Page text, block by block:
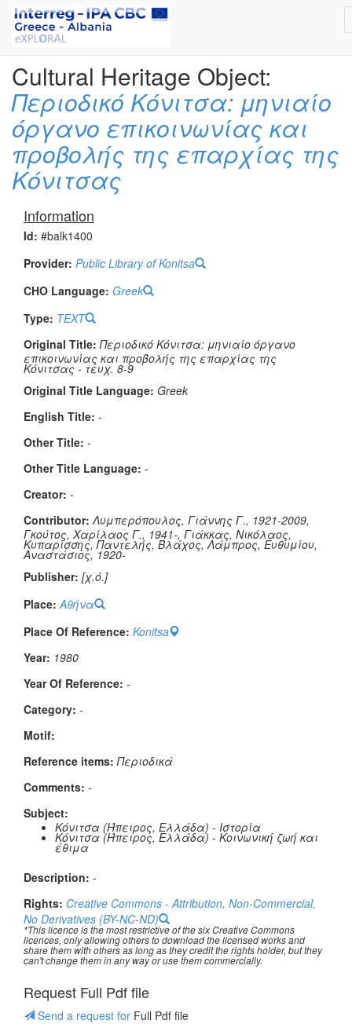
Cultural Heritage Object:
Περιοδικό Κόνιτσα: μηνιαίο
όργανο επικοινωνίας και
προβολής της επαρχίας της
Κόνιτσας
Information
Id: #balk1400
Provider: Public Library of Konitsa
CHO Language: Greek
Type: TEXT
Original Title: Περιοδικό Κόνιτσα: μηνιαίο όργανο
επικοινωνίας και προβολής της επαρχίας της
Κόνιτσας - τευχ. 8-9
Original Title Language: Greek
English Title: -
Other Title: -
Other Title Language: -
Creator: -
Contributor: Λυμπερόπουλος, Γιάννης Γ., 1921-2009,
Γκούτος, Χαρίλαος Γ., 1941-, Γιάκκας, Νικόλαος,
Κυπαρίσσης, Παντελής, Βλάχος, Λάμπρος, Ευθυμίου,
Αναστάσιος, 1920-
Publisher: [χ.ό.]
Place: Αθήνα
Place Of Reference: Konitsa
Year: 1980
Year Of Reference: -
Category: -
Μotif:
Reference items: Περιοδικά
Comments: -
Subject:
Κόνιτσα (Ήπειρος, Ελλάδα) - Ιστορία
Κόνιτσα (Ήπειρος, Ελλάδα) - Κοινωνική ζωή και
έθιμα
Description: -
Rights: Creative Commons - Attribution, Non-Commercial,
No Derivatives (BY-NC-ND)
*This licence is the most restrictive of the six Creative Commons
licences, only allowing others to download the licensed works and
share them with others as long as they credit the rights holder, but they
can't change them in any way or use them commercially.
Request Full Pdf file
Send a request for Full Pdf file